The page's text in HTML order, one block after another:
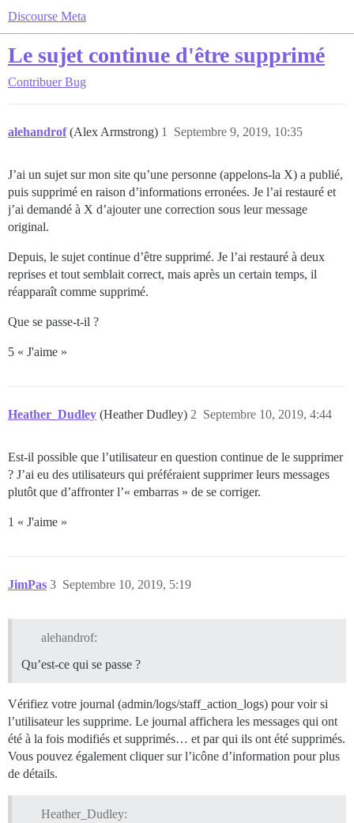
Discourse Meta
Le sujet continue d'être supprimé
Contribuer Bug
alehandrof (Alex Armstrong) Septembre 9, 2019, 10:35
1
J’ai un sujet sur mon site qu’une personne (appelons-la X) a publié,
puis supprimé en raison d’informations erronées. Je l’ai restauré et
j’ai demandé à X d’ajouter une correction sous leur message
original.
Depuis, le sujet continue d’être supprimé. Je l’ai restauré à deux
reprises et tout semblait correct, mais après un certain temps, il
réapparaît comme supprimé.
Que se passe-t-il ?
5 « J'aime »
Heather_Dudley (Heather Dudley) Septembre 10, 2019, 4:44
2
Est-il possible que l’utilisateur en question continue de le supprimer
? J’ai eu des utilisateurs qui préféraient supprimer leurs messages
plutôt que d’affronter l’« embarras » de se corriger.
1 « J'aime »
JimPas Septembre 10, 2019, 5:19
3
alehandrof:
Qu’est-ce qui se passe ?
Vérifiez votre journal (admin/logs/staff_action_logs) pour voir si
l’utilisateur les supprime. Le journal affichera les messages qui ont
été à la fois modifiés et supprimés… et par qui ils ont été supprimés.
Vous pouvez également cliquer sur l’icône d’information pour plus
de détails.
Heather_Dudley: